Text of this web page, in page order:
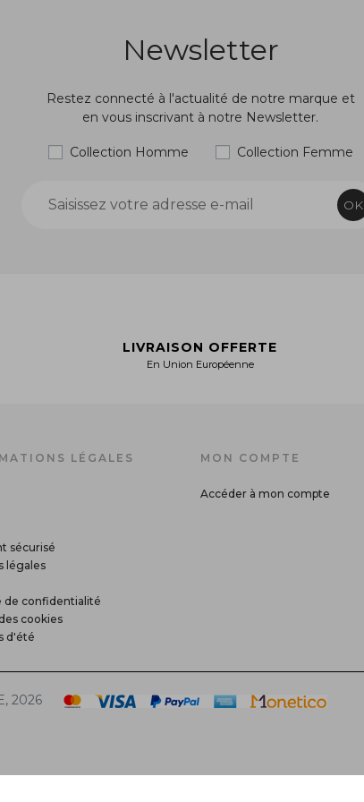
Newsletter
Restez connecté à l'actualité de notre marque et
en vous inscrivant à notre Newsletter.
Collection Homme Collection Femme
OK
LIVRAISON OFFERTE
En Union Européenne
LÉGALES
sécurisé
légales
de confidentialité
cookies
d'été
MON COMPTE
Accéder à mon compte
2026